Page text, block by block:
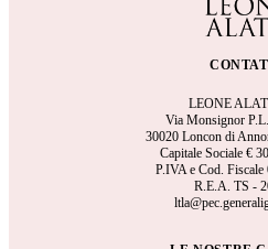
LEONE
Via Monsignor
30020 Loncon di
Capitale Sociale €
P.IVA e Cod. Fiscale
R.E.A. TS -